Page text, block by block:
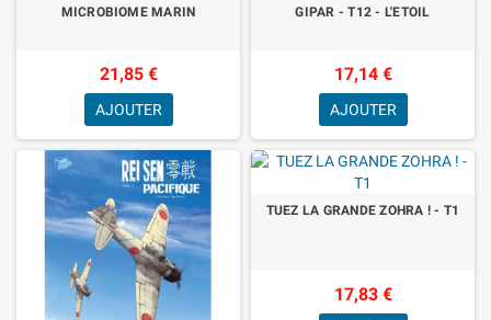
MICROBIOME MARIN
21,85 €
AJOUTER
GIPAR - T12 - L'ETOIL
17,14 €
AJOUTER
TUEZ LA GRANDE ZOHRA ! - T1
17,83 €